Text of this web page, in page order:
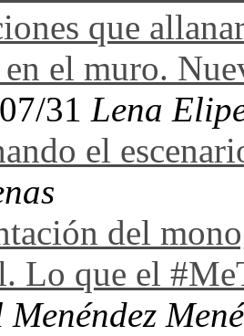
que
el muro.
31 Lena
el
del
Lo que el